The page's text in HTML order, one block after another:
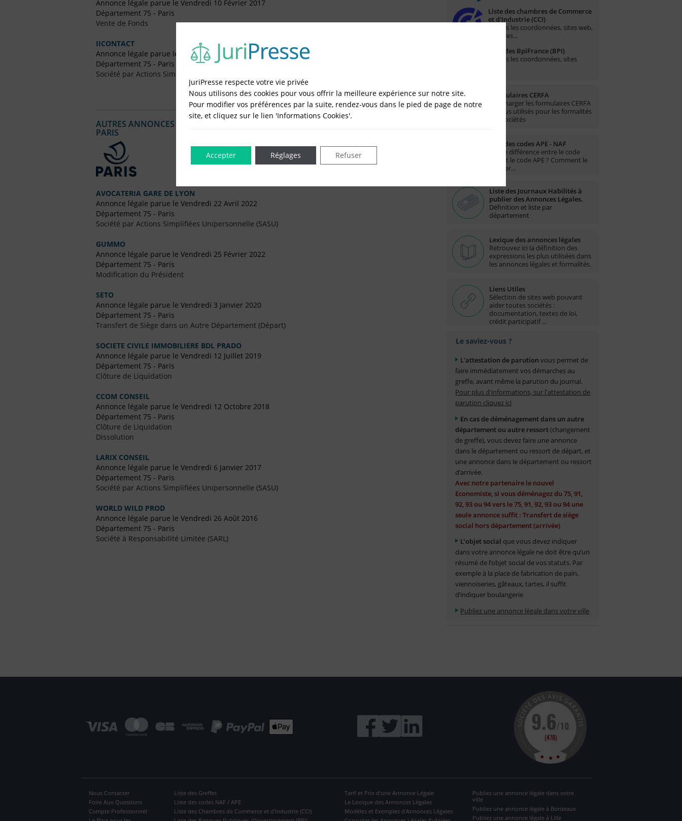
Annonce légale parue le Vendredi 10 Février 2017
Département 75 - Paris
Vente de Fonds
IICONTACT
Annonce légale parue le Vendredi 29 Avril 2016
Département 75 - Paris
Société par Actions Simplifiées (SAS)
AUTRES ANNONCES LÉGALES PUBLIÉES EN LIGNE DANS LE DÉPARTEMENT DU 75 -
PARIS
AVOCATERIA GARE DE LYON
Annonce légale parue le Vendredi 22 Avril 2022
Département 75 - Paris
Société par Actions Simplifiées Unipersonnelle (SASU)
GUMMO
Annonce légale parue le Vendredi 25 Février 2022
Département 75 - Paris
Modification du Président
SETO
Annonce légale parue le Vendredi 3 Janvier 2020
Département 75 - Paris
Transfert de Siège dans un Autre Département (Départ)
SOCIETE CIVILE IMMOBILIERE BDL PRADO
Annonce légale parue le Vendredi 12 Juillet 2019
Département 75 - Paris
Clôture de Liquidation
CCOM CONSEIL
Annonce légale parue le Vendredi 12 Octobre 2018
Département 75 - Paris
Clôture de Liquidation
Dissolution
LARIX CONSEIL
Annonce légale parue le Vendredi 6 Janvier 2017
Département 75 - Paris
Société par Actions Simplifiées Unipersonnelle (SASU)
WORLD WILD PROD
Annonce légale parue le Vendredi 26 Août 2016
Département 75 - Paris
Société à Responsabilité Limitée (SARL)
Liste des chambres de Commerce
et d'Industrie (CCI)
Toutes les coordonnées, sites web,
horaires...
Liste des BpiFrance (BPI)
Toutes les coordonnées, sites
Formulaires CERFA
Télécharger les formulaires CERFA
les plus utilisés pour les formalités
des sociétés
Liste des codes APE - NAF
Quelle différence entre le code
NAF et le code APE ? Comment le
trouver…
Liste des Journaux Habilités à
publier des Annonces Légales.
Définition et liste par
département
Lexique des annonces légales
Retrouvez ici la définition des
expressions les plus utilisées dans
les annonces légales et formalités.
Liens Utiles
Sélection de sites web pouvant
aider toutes sociétés :
documentation, textes de loi,
crédit participatif ...
Le saviez-vous ?
L'attestation de parution vous permet de
faire immédiatement vos démarches au
greffe, avant même la parution du journal.
Pour plus d'informations, sur l'attestation de
parution cliquez ici
En cas de déménagement dans un autre
département ou autre ressort(changement
de greffe), vous devez faire une annonce
dans le département ou ressort de départ, et
une annonce dans le département ou ressort
d’arrivée.
Avec notre partenaire le nouvel
Economiste, si vous déménagez du 75, 91,
92, 93 ou 94 vers le 75, 91, 92, 93 ou 94 une
seule annonce suffit : Transfert de siège
social hors département (arrivée)
L’objet social que vous devez indiquer
dans votre annonce légale ne doit être qu’un
résumé de l’objet social de vos statuts. Par
exemple à la place de fabrication de pain,
viennoiseries, gâteaux, tartes, il suffit
d’indiquer boulangerie
Publiez une annonce légale dans votre ville
Nous Contacter
Foire Aux Questions
Compte Professionnel
Liste des Greffes
Liste des codes NAF / APE
Liste des Chambres de Commerce et d'Industrie (CCI)
Tarif et Prix d'une Annonce Légale
Le Lexique des Annonces Légales
Modèles et Exemples d'Annonces Légales
Publiez une annonce légale dans votre
ville
Publiez une annonce légale à Bordeaux
Publiez une annonce légale à Lille
JuriPresse respecte votre vie privée
Nous utilisons des cookies pour vous offrir la meilleure expérience sur notre site.
Pour modifier vos préférences par la suite, rendez-vous dans le pied de page de notre
site, et cliquez sur le lien 'Informations Cookies'.
Accepter Refuser
Réglages